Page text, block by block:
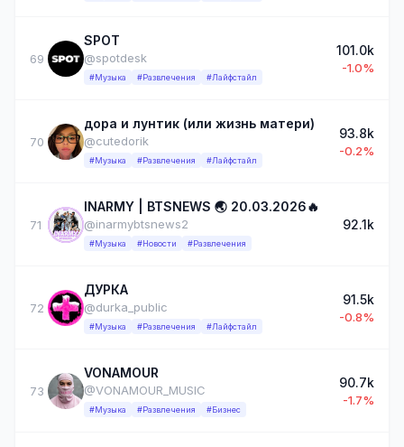
69
SPOT
@spotdesk
#Музыка #Развлечения #Лайфстайл
101.0k
-1.0%
70
дора и лунтик (или жизнь матери)
@cutedorik
#Музыка #Развлечения #Лайфстайл
93.8k
-0.2%
71
INARMY | BTSNEWS 🌏 20.03.2026🔥
@inarmybtsnews2
#Музыка #Новости #Развлечения
92.1k
72
ДУРКА
@durka_public
#Музыка #Развлечения #Лайфстайл
91.5k
-0.8%
73
VONAMOUR
@VONAMOUR_MUSIC
#Музыка #Развлечения #Бизнес
90.7k
-1.7%